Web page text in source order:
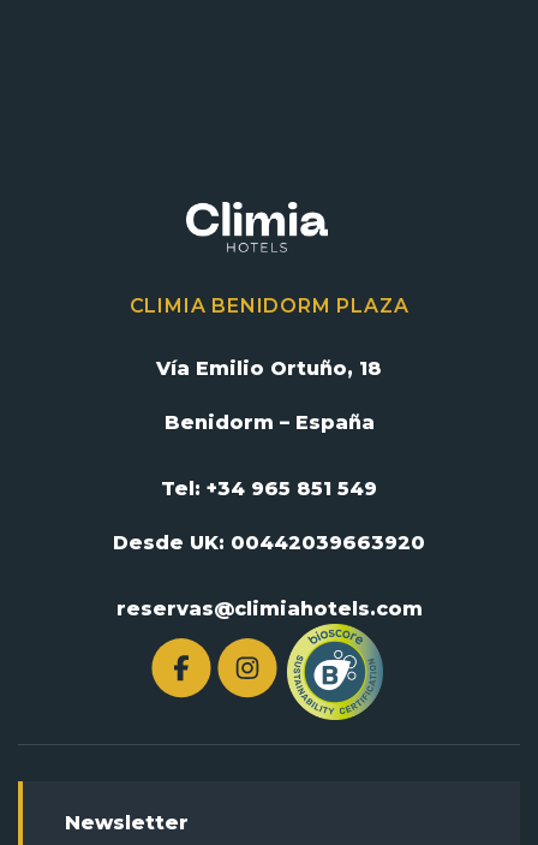
CLIMIA BENIDORM PLAZA
Vía Emilio Ortuño, 18
Benidorm – España
Tel: +34 965 851 549
Desde UK: 00442039663920
reservas@climiahotels.com
Newsletter